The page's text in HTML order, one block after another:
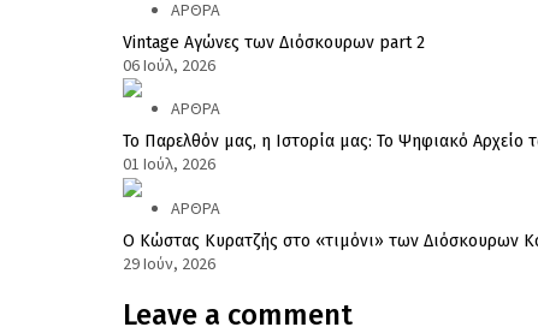
ΑΡΘΡΑ
Vintage Αγώνες των Διόσκουρων part 2
06 Ιούλ, 2026
ΑΡΘΡΑ
Το Παρελθόν μας, η Ιστορία μας: Το Ψηφιακό Αρχείο
01 Ιούλ, 2026
ΑΡΘΡΑ
Ο Κώστας Κυρατζής στο «τιμόνι» των Διόσκουρων
29 Ιούν, 2026
Leave a comment